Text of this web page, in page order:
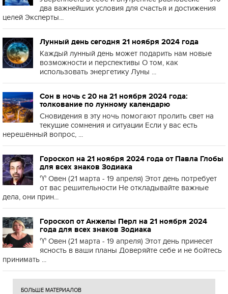
два важнейших условия для счастья и достижения
целей Эксперты...
Лунный день сегодня 21 ноября 2024 года
Каждый лунный день может подарить нам новые
возможности и перспективы О том, как
использовать энергетику Луны ...
Сон в ночь с 20 на 21 ноября 2024 года:
толкование по лунному календарю
Сновидения в эту ночь помогают пролить свет на
текущие сомнения и ситуации Если у вас есть
нерешённый вопрос, ...
Гороскоп на 21 ноября 2024 года от Павла Глобы
для всех знаков Зодиака
♈️ Овен (21 марта - 19 апреля) Этот день потребует
от вас решительности Не откладывайте важные
дела, они прин...
Гороскоп от Анжелы Перл на 21 ноября 2024
года для всех знаков Зодиака
♈️ Овен (21 марта - 19 апреля) Этот день принесет
ясность в ваши планы Доверяйте себе и не бойтесь
принимать ...
БОЛЬШЕ МАТЕРИАЛОВ